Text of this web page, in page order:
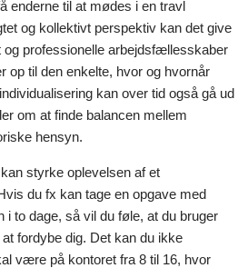
enderne til at mødes i en travl
og kollektivt perspektiv kan det give
og professionelle arbejdsfællesskaber
op til den enkelte, hvor og hvornår
kan over tid også gå ud
om at finde balancen mellem
hensyn.
styrke oplevelsen af et
du fx kan tage en opgave med
i to dage, så vil du føle, at du bruger
fordybe dig. Det kan du ikke
være på kontoret fra 8 til 16, hvor